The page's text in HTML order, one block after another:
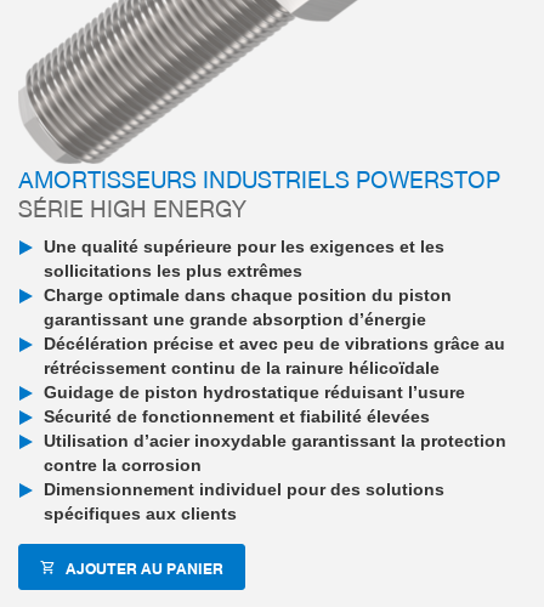
AMORTISSEURS INDUSTRIELS POWERSTOP
SÉRIE HIGH ENERGY
Une qualité supérieure pour les exigences et les
sollicitations les plus extrêmes
Charge optimale dans chaque position du piston
garantissant une grande absorption d’énergie
Décélération précise et avec peu de vibrations grâce au
rétrécissement continu de la rainure hélicoïdale
Guidage de piston hydrostatique réduisant l’usure
Sécurité de fonctionnement et fiabilité élevées
Utilisation d’acier inoxydable garantissant la protection
contre la corrosion
Dimensionnement individuel pour des solutions
spécifiques aux clients
AJOUTER AU PANIER